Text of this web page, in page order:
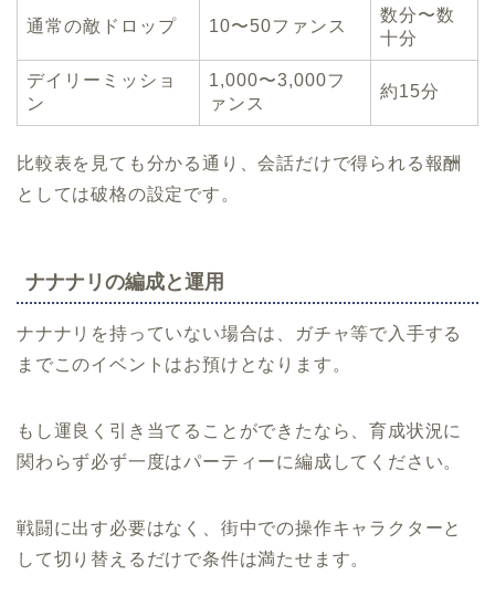
通常の敵ドロップ 10〜50ファンス
数分〜数
十分
デイリーミッショ
ン
1,000〜3,000フ
ァンス
約15分
比較表を見ても分かる通り、会話だけで得られる報酬
としては破格の設定です。
ナナナリの編成と運用
ナナナリを持っていない場合は、ガチャ等で入手する
までこのイベントはお預けとなります。
もし運良く引き当てることができたなら、育成状況に
関わらず必ず一度はパーティーに編成してください。
戦闘に出す必要はなく、街中での操作キャラクターと
して切り替えるだけで条件は満たせます。